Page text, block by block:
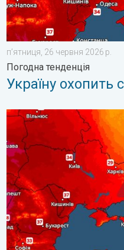
пʼятниця, 26 червня 2026 р.
Погодна тенденція
Україну охопить
Автомобіль може стати